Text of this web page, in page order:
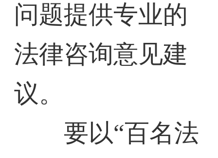
问题提供专业的
法律咨询意见建
议。
要以“百名法